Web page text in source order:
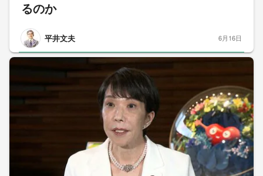
るのか
平井文夫 6月16日